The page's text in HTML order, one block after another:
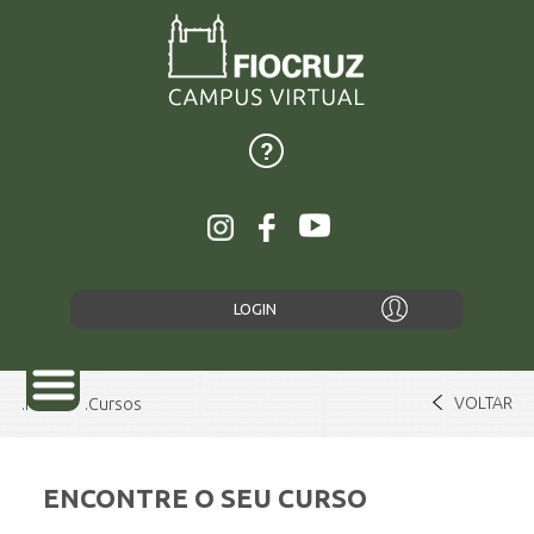
LOGIN
SOBRE
Home Cursos VOLTAR
ENCONTRE O SEU CURSO